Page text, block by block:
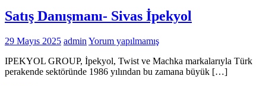
Satış Danışmanı- Sivas İpekyol
29 Mayıs 2025 admin Yorum yapılmamış
IPEKYOL GROUP, İpekyol, Twist ve Machka markalarıyla Türk
perakende sektöründe 1986 yılından bu zamana büyük […]